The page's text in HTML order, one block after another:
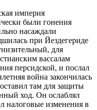
империя
были гонения
насаждали
при Йездегериде
для
вассалам
персидской, и послал
война закончилась
там для защиты
ход. Он ослаблял
налоговые изменения в